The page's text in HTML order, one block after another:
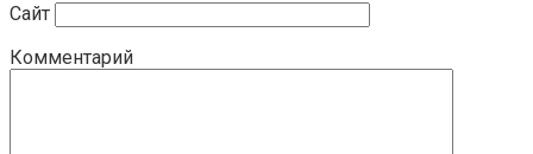
Сайт
Комментарий